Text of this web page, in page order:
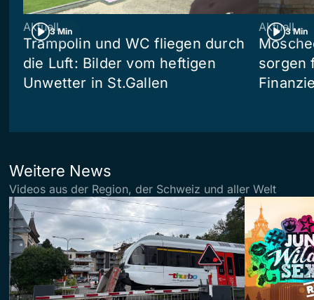
3 Min
Aktuell
Trampolin und WC fliegen durch
die Luft: Bilder vom heftigen
Unwetter in St.Gallen
3 Min
Aktuell
sorgen
Weitere News
Videos aus der Region, der Schweiz und aller Welt